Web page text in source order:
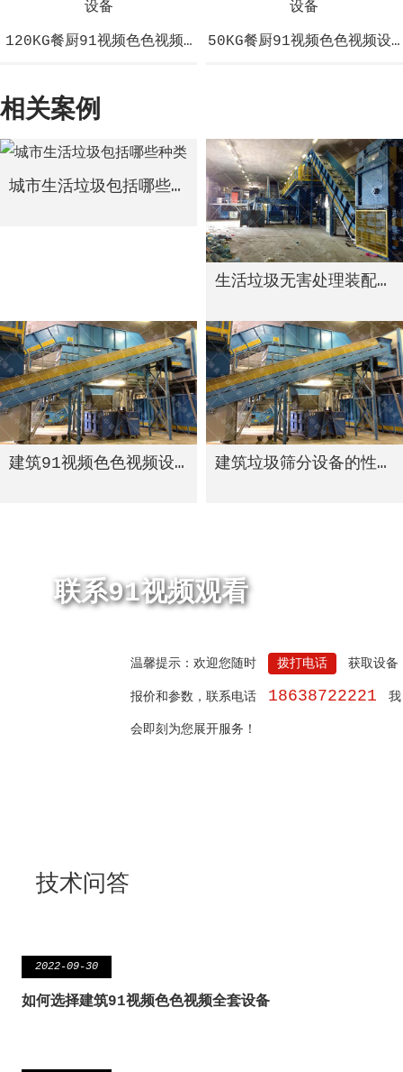
120KG餐厨91视频色色视频设备50KG餐厨91视频色色视频设
相关案例
城市生活垃圾包括哪些种类
生活垃圾无害处理装配线
建筑91视频色色视频设备的可循环经济模式
建筑垃圾筛分设备的性能
联系91视频观看
温馨提示：欢迎您随时 拨打电话 获取设备
报价和参数，联系电话 18638722221
会即刻为您展开服务！
技术问答
2022-09-30
如何选择建筑91视频色色视频全套设备